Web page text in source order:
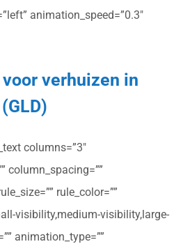
animation_speed=”0.3″
verhuizen in
columns=”3″
column_spacing=””
rule_color=””
visibility,medium-visibility,large-
animation_type=””